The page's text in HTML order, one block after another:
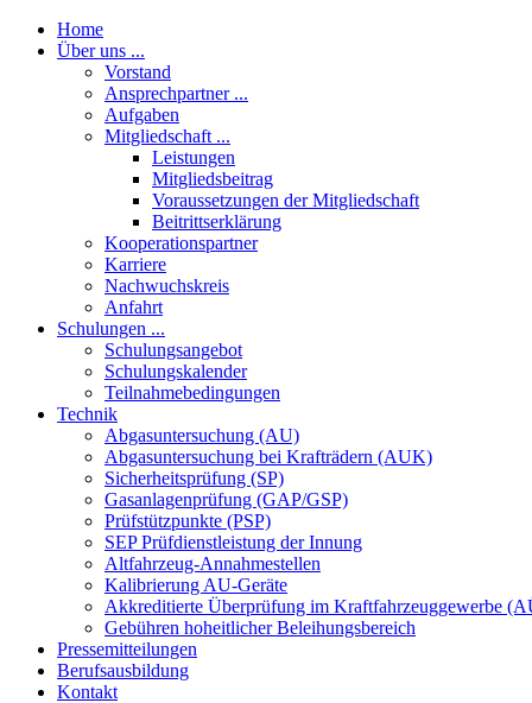
Home
Über uns ...
Vorstand
Ansprechpartner ...
Aufgaben
Mitgliedschaft ...
Leistungen
Mitgliedsbeitrag
Voraussetzungen der Mitgliedschaft
Beitrittserklärung
Kooperationspartner
Karriere
Nachwuchskreis
Anfahrt
Schulungen ...
Schulungsangebot
Schulungskalender
Teilnahmebedingungen
Technik
Abgasuntersuchung (AU)
Abgasuntersuchung bei Krafträdern (AUK)
Sicherheitsprüfung (SP)
Gasanlagenprüfung (GAP/GSP)
Prüfstützpunkte (PSP)
SEP Prüfdienstleistung der Innung
Altfahrzeug-Annahmestellen
Kalibrierung AU-Geräte
Akkreditierte Überprüfung im Kraftfahrzeuggewerbe
Gebühren hoheitlicher Beleihungsbereich
Pressemitteilungen
Berufsausbildung
Kontakt